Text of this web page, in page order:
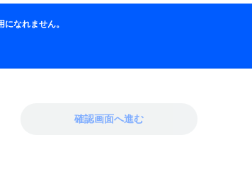
なれません。
確認画面へ進む